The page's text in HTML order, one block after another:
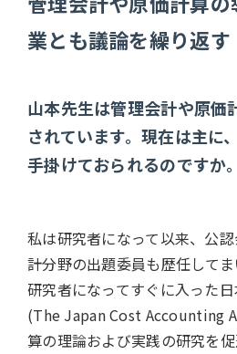
業とも議論を繰り返す
山本先生は管理会計や原価
されています。現在は主に
手掛けておられるのですか。
私は研究者になって以来、公
計分野の出題委員も歴任して
研究者になってすぐに入った
(The Japan Cost Accounting
算の理論および実践の研究を